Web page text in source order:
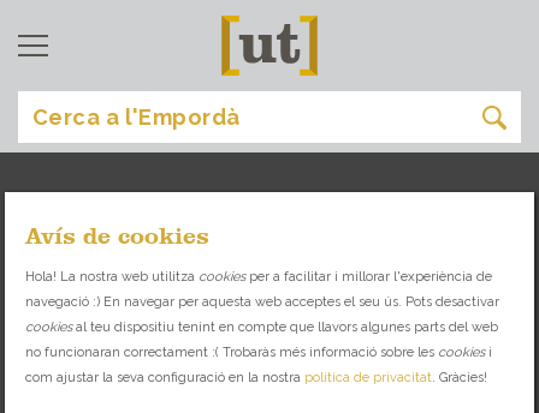
[ torroella de fluvià ]
TROBA EL LLOC IDEAL PER A CADA OCASIÓ
Avís de cookies
Hola! La nostra web utilitza cookiesper a facilitar i millorar l'experiència de
navegació :) En navegar per aquesta web acceptes el seu ús. Pots desactivar
cookiesal teu dispositiu tenint en compte que llavors algunes parts del web
no funcionaran correctament :( Trobaràs més informació sobre les cookiesi
com ajustar la seva configuració en la nostra política de privacitat . Gràcies!